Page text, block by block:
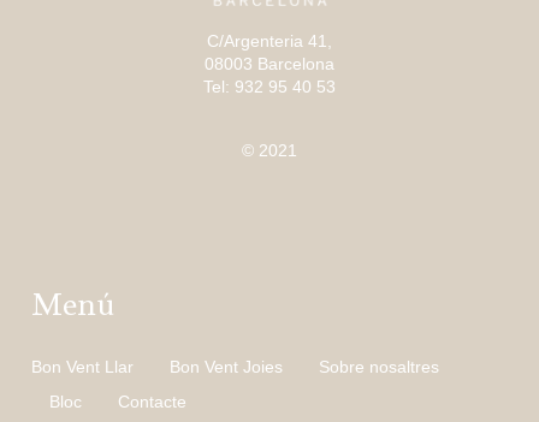
C/Argenteria 41,
08003 Barcelona
Tel: 932 95 40 53
© 2021
Menú
Bon Vent Llar Bon Vent Joies
Sobre nosaltres
Bloc
Contacte